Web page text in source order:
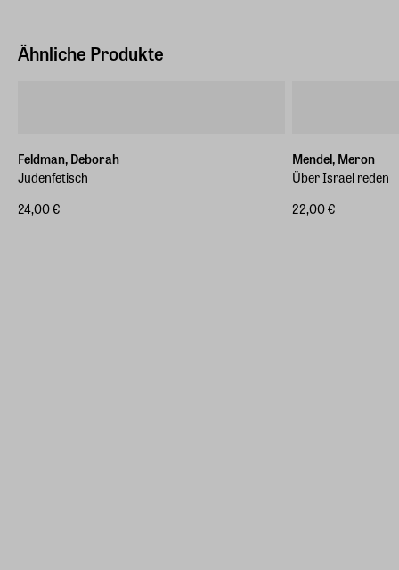
Ähnliche Produkte
Feldman, Deborah
Judenfetisch
24,00 €
Mendel, Meron
Über Israel reden
22,00 €